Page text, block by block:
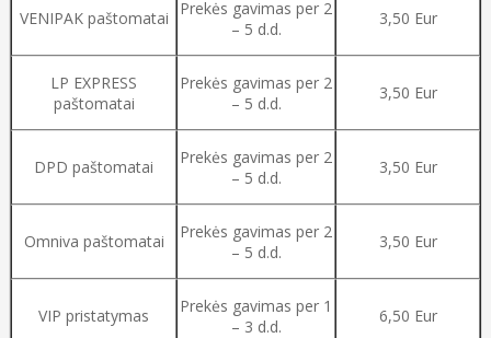
VENIPAK paštomatai
Prekės gavimas per 2
– 5 d.d.
3,50 Eur
LP EXPRESS
paštomatai
Prekės gavimas per 2
– 5 d.d.
3,50 Eur
DPD paštomatai
Prekės gavimas per 2
– 5 d.d.
3,50 Eur
Omniva paštomatai
Prekės gavimas per 2
– 5 d.d.
3,50 Eur
VIP pristatymas
Prekės gavimas per 1
– 3 d.d.
6,50 Eur